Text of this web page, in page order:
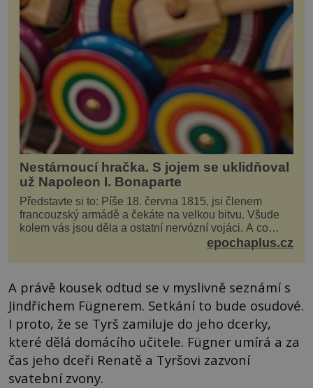
Nestárnoucí hračka. S jojem se uklidňoval
už Napoleon I. Bonaparte
Představte si to: Píše 18. června 1815, jsi členem
francouzský armádě a čekáte na velkou bitvu. Všude
kolem vás jsou děla a ostatní nervózní vojáci. A co
děláte vy? Hrajete si… s jojem! Zdá se v...epochaplus.cz
A právě kousek odtud se v myslivně seznámí s
Jindřichem Fügnerem. Setkání to bude osudové.
I proto, že se Tyrš zamiluje do jeho dcerky,
které dělá domácího učitele. Fügner umírá a za
čas jeho dceři Renatě a Tyršovi zazvoní
svatební zvony.